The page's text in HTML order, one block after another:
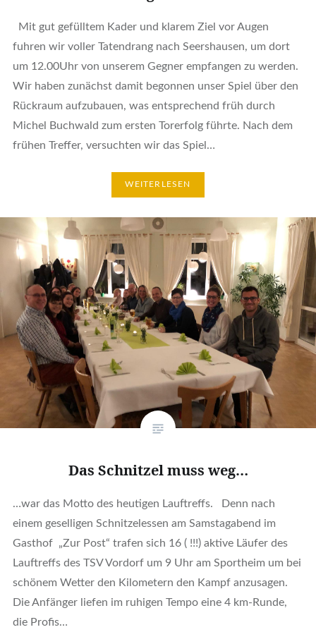
Mit gut gefülltem Kader und klarem Ziel vor Augen
fuhren wir voller Tatendrang nach Seershausen, um dort
um 12.00Uhr von unserem Gegner empfangen zu werden.
Wir haben zunächst damit begonnen unser Spiel über den
Rückraum aufzubauen, was entsprechend früh durch
Michel Buchwald zum ersten Torerfolg führte. Nach dem
frühen Treffer, versuchten wir das Spiel…
WEITERLESEN
Das Schnitzel muss weg…
…war das Motto des heutigen Lauftreffs. Denn nach
einem geselligen Schnitzelessen am Samstagabend im
Gasthof „Zur Post“ trafen sich 16 ( !!!) aktive Läufer des
Lauftreffs des TSV Vordorf um 9 Uhr am Sportheim um bei
schönem Wetter den Kilometern den Kampf anzusagen.
Die Anfänger liefen im ruhigen Tempo eine 4 km-Runde,
die Profis…